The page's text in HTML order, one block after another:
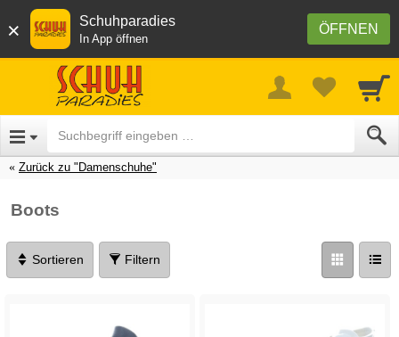
× ÖFFNEN
Schuhparadies
In App öffnen
Zurück zu "Damenschuhe"
Boots
Sortieren Filtern